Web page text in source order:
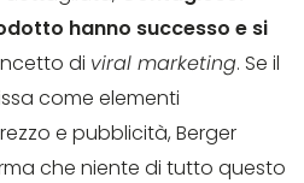
hanno successo e si
di viral marketing. Se il
come elementi
e pubblicità, Berger
che niente di tutto questo